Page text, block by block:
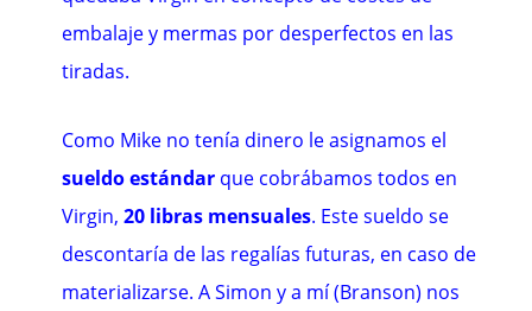
embalaje y mermas por desperfectos en las
tiradas.
Como Mike no tenía dinero le asignamos el
sueldo estándar que cobrábamos todos en
Virgin,20 libras mensuales. Este sueldo se
descontaría de las regalías futuras, en caso de
materializarse. A Simon y a mí (Branson) nos